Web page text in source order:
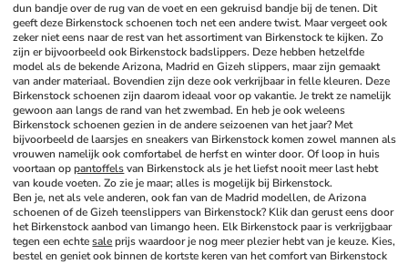
dun bandje over de rug van de voet en een gekruisd bandje bij de tenen. Dit
geeft deze Birkenstock schoenen toch net een andere twist. Maar vergeet ook
zeker niet eens naar de rest van het assortiment van Birkenstock te kijken. Zo
zijn er bijvoorbeeld ook Birkenstock badslippers. Deze hebben hetzelfde
model als de bekende Arizona, Madrid en Gizeh slippers, maar zijn gemaakt
van ander materiaal. Bovendien zijn deze ook verkrijbaar in felle kleuren. Deze
Birkenstock schoenen zijn daarom ideaal voor op vakantie. Je trekt ze namelijk
gewoon aan langs de rand van het zwembad. En heb je ook weleens
Birkenstock schoenen gezien in de andere seizoenen van het jaar? Met
bijvoorbeeld de laarsjes en sneakers van Birkenstock komen zowel mannen als
vrouwen namelijk ook comfortabel de herfst en winter door. Of loop in huis
voortaan op pantoffels van Birkenstock als je het liefst nooit meer last hebt
van koude voeten. Zo zie je maar; alles is mogelijk bij Birkenstock.
Ben je, net als vele anderen, ook fan van de Madrid modellen, de Arizona
schoenen of de Gizeh teenslippers van Birkenstock? Klik dan gerust eens door
het Birkenstock aanbod van limango heen. Elk Birkenstock paar is verkrijgbaar
tegen een echte sale prijs waardoor je nog meer plezier hebt van je keuze. Kies,
bestel en geniet ook binnen de kortste keren van het comfort van Birkenstock